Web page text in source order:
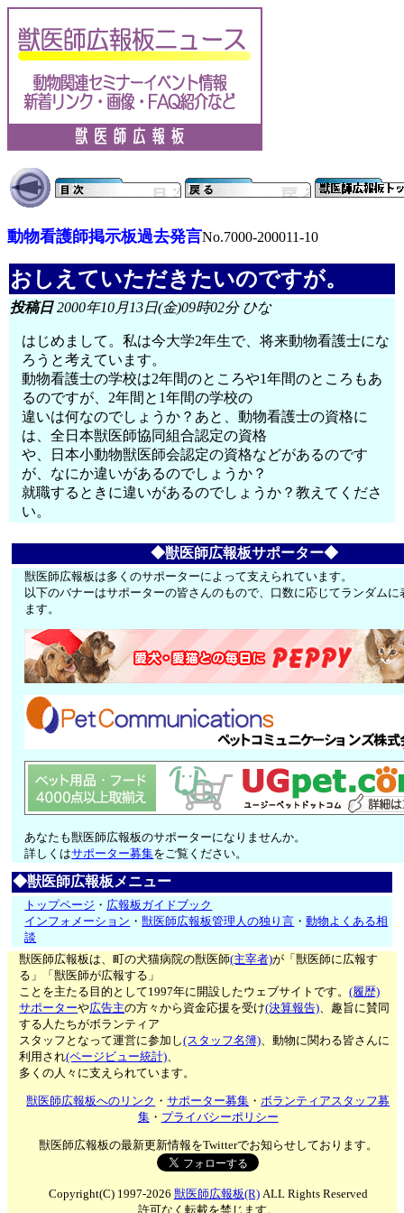
動物看護師掲示板過去発言No.7000-200011-10
おしえていただきたいのですが。
投稿日2000年10月13日(金)09時02分 ひな
はじめまして。私は今大学2年生で、将来動物看護士にな
ろうと考えています。
動物看護士の学校は2年間のところや1年間のところもあ
るのですが、2年間と1年間の学校の
違いは何なのでしょうか？あと、動物看護士の資格に
は、全日本獣医師協同組合認定の資格
や、日本小動物獣医師会認定の資格などがあるのです
が、なにか違いがあるのでしょうか？
就職するときに違いがあるのでしょうか？教えてくださ
い。
◆獣医師広報板サポーター◆
獣医師広報板は多くのサポーターによって支えられています。
以下のバナーはサポーターの皆さんのもので、口数に応じてランダムに
ます。
あなたも獣医師広報板のサポーターになりませんか。
詳しくはサポーター募集をご覧ください。
◆獣医師広報板メニュー
トップページ ・ 広報板ガイドブック
インフォメーション ・獣医師広報板管理人の独り言 ・動物よくある相
談
獣医師広報板は、町の犬猫病院の獣医師(主宰者)が「獣医師に広報す
る」「獣医師が広報する」
ことを主たる目的として1997年に開設したウェブサイトです。(履歴)
サポーターや広告主の方々から資金応援を受け(決算報告)、趣旨に賛同
する人たちがボランティア
スタッフとなって運営に参加し(スタッフ名簿)、動物に関わる皆さんに
利用され(ページビュー統計)、
多くの人々に支えられています。
獣医師広報板へのリンク ・サポーター募集 ・ボランティアスタッフ募
集・ プライバシーポリシー
獣医師広報板の最新更新情報をTwitterでお知らせしております。
Copyright(C) 1997-2026 獣医師広報板(R)ALL Rights Reserved
許可なく転載を禁じます。